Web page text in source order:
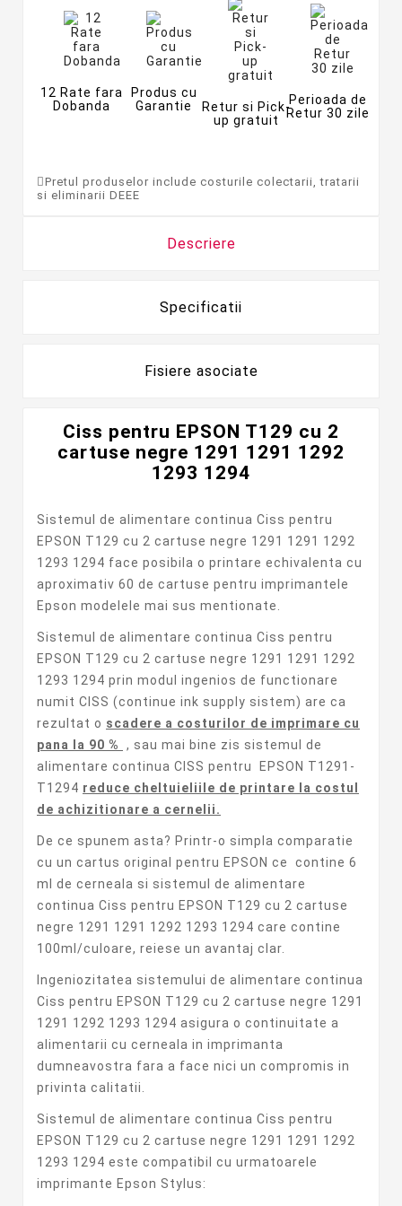
12 Rate fara
Dobanda
Produs cu
Garantie
Retur si Pick-
up gratuit
Perioada de
Retur 30 zile
Pretul produselor include costurile colectarii, tratarii
si eliminarii DEEE
Descriere
Specificatii
Fisiere asociate
Ciss pentru EPSON T129 cu 2
cartuse negre 1291 1291 1292
1293 1294
Sistemul de alimentare continua Ciss pentru
EPSON T129 cu 2 cartuse negre 1291 1291 1292
1293 1294 face posibila o printare echivalenta cu
aproximativ 60 de cartuse pentru imprimantele
Epson modelele mai sus mentionate.
Sistemul de alimentare continua Ciss pentru
EPSON T129 cu 2 cartuse negre 1291 1291 1292
1293 1294 prin modul ingenios de functionare
numit CISS (continue ink supply sistem) are ca
rezultat o scadere a costurilor de imprimare cu
pana la 90 %
, sau mai bine zis sistemul de
alimentare continua CISS pentru EPSON T1291-
T1294 reduce cheltuieliile de printare la costul
de achizitionare a cernelii.
De ce spunem asta? Printr-o simpla comparatie
cu un cartus original pentru EPSON ce contine 6
ml de cerneala si sistemul de alimentare
continua Ciss pentru EPSON T129 cu 2 cartuse
negre 1291 1291 1292 1293 1294 care contine
100ml/culoare, reiese un avantaj clar.
Ingeniozitatea sistemului de alimentare continua
Ciss pentru EPSON T129 cu 2 cartuse negre 1291
1291 1292 1293 1294 asigura o continuitate a
alimentarii cu cerneala in imprimanta
dumneavostra fara a face nici un compromis in
privinta calitatii.
Sistemul de alimentare continua Ciss pentru
EPSON T129 cu 2 cartuse negre 1291 1291 1292
1293 1294 este compatibil cu urmatoarele
imprimante Epson Stylus: